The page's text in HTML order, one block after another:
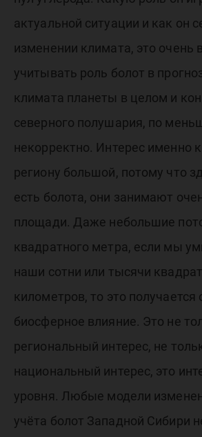
актуальной ситуации и как он
изменении климата, это очень
учитывать роль болот в
климата планеты в целом и
северного полушария, по
некорректно. Интерес именно
региону большой, потому что
есть болота, они занимают
площади. Даже небольшие
квадратного метра, если мы
наши сотни или тысячи
километров, то это
биосферное влияние. Это не
региональный интерес, не
национальный интерес, это
уровня. Любые модели
учёта болот Западной Сибири